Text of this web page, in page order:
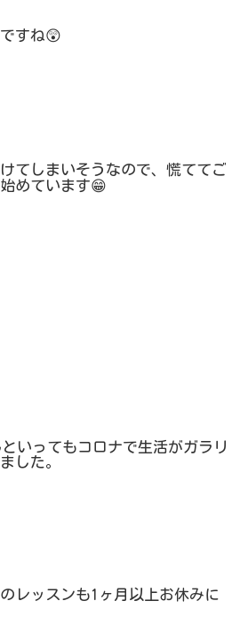
すね😲
てしまいそうなので、慌ててご
めています😁
いってもコロナで生活がガラリ
した。
レッスンも1 ヶ月以上お休みに